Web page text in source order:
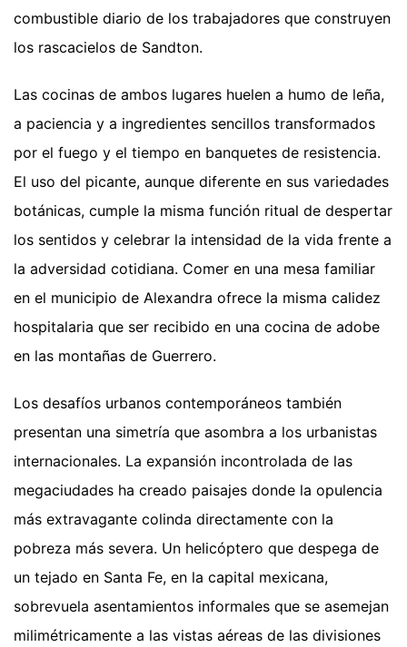
combustible diario de los trabajadores que construyen
los rascacielos de Sandton.
Las cocinas de ambos lugares huelen a humo de leña,
a paciencia y a ingredientes sencillos transformados
por el fuego y el tiempo en banquetes de resistencia.
El uso del picante, aunque diferente en sus variedades
botánicas, cumple la misma función ritual de despertar
los sentidos y celebrar la intensidad de la vida frente a
la adversidad cotidiana. Comer en una mesa familiar
en el municipio de Alexandra ofrece la misma calidez
hospitalaria que ser recibido en una cocina de adobe
en las montañas de Guerrero.
Los desafíos urbanos contemporáneos también
presentan una simetría que asombra a los urbanistas
internacionales. La expansión incontrolada de las
megaciudades ha creado paisajes donde la opulencia
más extravagante colinda directamente con la
pobreza más severa. Un helicóptero que despega de
un tejado en Santa Fe, en la capital mexicana,
sobrevuela asentamientos informales que se asemejan
milimétricamente a las vistas aéreas de las divisiones